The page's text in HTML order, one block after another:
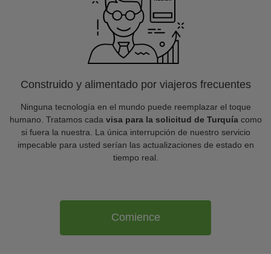
Construido y alimentado por viajeros frecuentes
Ninguna tecnología en el mundo puede reemplazar el toque
humano. Tratamos cada visa para la solicitud de Turquíacomo
si fuera la nuestra. La única interrupción de nuestro servicio
impecable para usted serían las actualizaciones de estado en
tiempo real.
Comience